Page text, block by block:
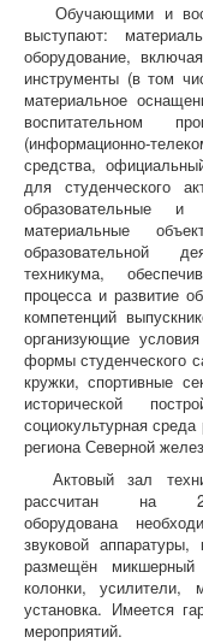
Обучающими и
выступают:
оборудование,
инструменты (в том
материальное
воспитательном
(информационно-
средства,
для студенческого
образовательные
материальные
образовательной
техникума,
процесса и развитие
компетенций
организующие
формы студенческого
кружки, спортивные
исторической
социокультурная
региона Северной
Актовый зал
рассчитан на
оборудована
звуковой
размещён
колонки, усилители,
установка. Имеется
мероприятий.